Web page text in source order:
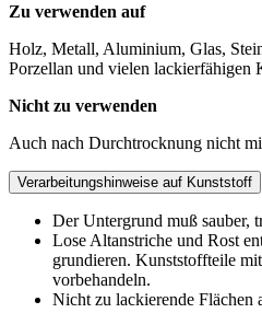
Zu verwenden auf
Holz, Metall, Aluminium, Glas,
Porzellan und vielen lackierfähigen
Nicht zu verwenden
Auch nach Durchtrocknung nicht
Verarbeitungshinweise auf Kunststoff
Der Untergrund muß sauber,
Lose Altanstriche und Rost
grundieren. Kunststoffteile
vorbehandeln.
Nicht zu lackierende Flächen